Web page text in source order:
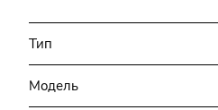
Тип
Модель